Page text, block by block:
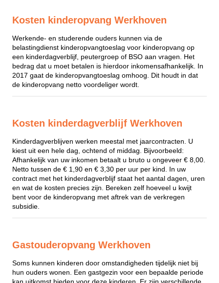
Kosten kinderopvang Werkhoven
Werkende- en studerende ouders kunnen via de
belastingdienst kinderopvangtoeslag voor kinderopvang op
een kinderdagverblijf, peutergroep of BSO aan vragen. Het
bedrag dat u moet betalen is hierdoor inkomensafhankelijk. In
2017 gaat de kinderopvangtoeslag omhoog. Dit houdt in dat
de kinderopvang netto voordeliger wordt.
Kosten kinderdagverblijf Werkhoven
Kinderdagverblijven werken meestal met jaarcontracten. U
kiest uit een hele dag, ochtend of middag. Bijvoorbeeld:
Afhankelijk van uw inkomen betaalt u bruto u ongeveer € 8,00.
Netto tussen de € 1,90 en € 3,30 per uur per kind. In uw
contract met het kinderdagverblijf staat het aantal dagen, uren
en wat de kosten precies zijn. Bereken zelf hoeveel u kwijt
bent voor de kinderopvang met aftrek van de verkregen
subsidie.
Gastouderopvang Werkhoven
Soms kunnen kinderen door omstandigheden tijdelijk niet bij
hun ouders wonen. Een gastgezin voor een bepaalde periode